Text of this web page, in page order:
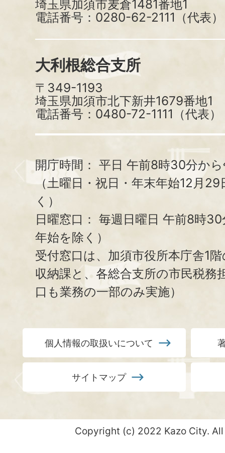
埼玉県加須市麦倉1481番地1
電話番号：0280-62-2111（代表）
大利根総合支所
〒349-1193
埼玉県加須市北下新井1679番地1
電話番号：0480-72-1111（代表）
開庁時間： 平日 午前8時30分か
（土曜日・祝日・年末年始12月
く）
日曜窓口： 毎週日曜日 午前8時
年始を除く）
受付窓口は、加須市役所本庁舎1
収納課と、 各総合支所の市民税務
口も業務の一部のみ実施）
個人情報の取扱いについて
サイトマップ
Copyright (c) 2022 Kazo City.